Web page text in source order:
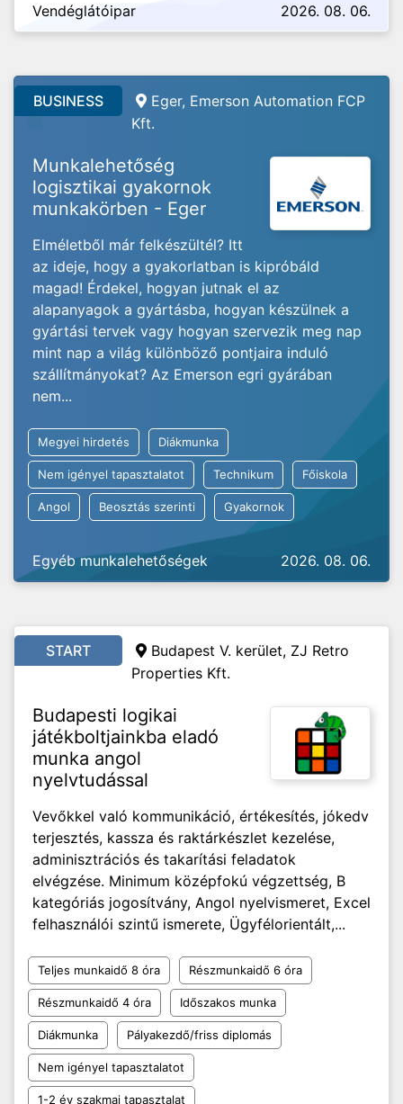
Vendéglátóipar
2026. 08. 06.
BUSINESS
Eger, Emerson Automation FCP
Kft.
Munkalehetőség
logisztikai gyakornok
munkakörben - Eger
Elméletből már felkészültél? Itt
az ideje, hogy a gyakorlatban is kipróbáld
magad! Érdekel, hogyan jutnak el az
alapanyagok a gyártásba, hogyan készülnek a
gyártási tervek vagy hogyan szervezik meg nap
mint nap a világ különböző pontjaira induló
szállítmányokat? Az Emerson egri gyárában
nem...
Megyei hirdetés Diákmunka
Nem igényel tapasztalatot Technikum Főiskola
Angol Beosztás szerinti Gyakornok
Egyéb munkalehetőségek 2026. 08. 06.
START
Budapest V. kerület, ZJ Retro
Properties Kft.
Budapesti logikai
játékboltjainkba eladó
munka angol
nyelvtudással
Vevőkkel való kommunikáció, értékesítés, jókedv
terjesztés, kassza és raktárkészlet kezelése,
adminisztrációs és takarítási feladatok
elvégzése. Minimum középfokú végzettség, B
kategóriás jogosítvány, Angol nyelvismeret, Excel
felhasználói szintű ismerete, Ügyfélorientált,...
Teljes munkaidő 8 óra Részmunkaidő 6 óra
Részmunkaidő 4 óra Időszakos munka
Diákmunka Pályakezdő/friss diplomás
Nem igényel tapasztalatot
1-2 év szakmai tapasztalat